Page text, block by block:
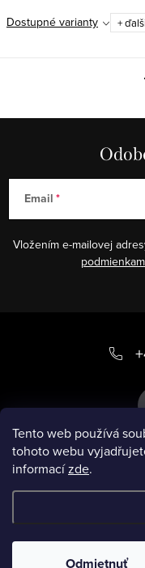
Tento web používá
tohoto webu
informacízde.
Odmietnuť
Dostupné varianty +
Email
Vložením e-mailovej
ä
Infobox